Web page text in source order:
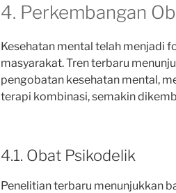
4. Perkembangan
Kesehatan mental telah menjadi
masyarakat. Tren terbaru
pengobatan kesehatan mental,
terapi kombinasi, semakin
4.1. Obat Psikodelik
Penelitian terbaru menunjukkan